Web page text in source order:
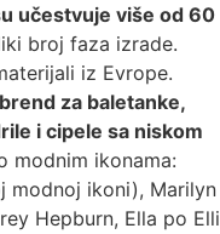
učestvuje više od 60
broj faza izrade.
iz Evrope.
za baletanke,
i cipele sa niskom
modnim ikonama:
modnoj ikoni), Marilyn
Hepburn, Ella po Elli